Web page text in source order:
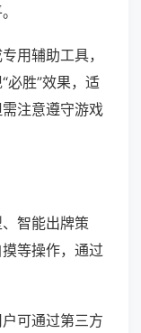
用辅助工具，
必胜”效果，适
注意遵守游戏
智能出牌策
等操作，通过
可通过第三方